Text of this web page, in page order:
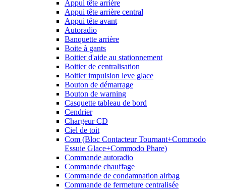
Appui tête arrière
Appui tête arrière central
Appui tête avant
Autoradio
Banquette arrière
Boite à gants
Boitier d'aide au stationnement
Boitier de centralisation
Boitier impulsion leve glace
Bouton de démarrage
Bouton de warning
Casquette tableau de bord
Cendrier
Chargeur CD
Ciel de toit
Com (Bloc Contacteur Tournant+Commodo
Essuie Glace+Commodo Phare)
Commande autoradio
Commande chauffage
Commande de condamnation airbag
Commande de fermeture centralisée